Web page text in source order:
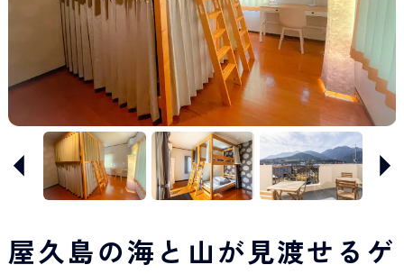
屋久島の海と山が見渡せるゲ